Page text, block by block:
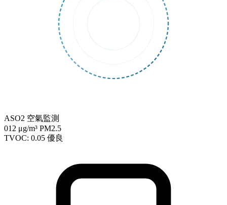
ASO2 空氣監測
012 μg/m³ PM2.5
TVOC: 0.05 優良